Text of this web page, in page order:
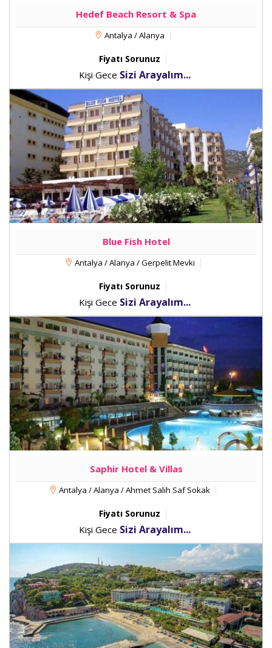
Hedef Beach Resort & Spa
Antalya / Alanya
Fiyatı Sorunuz
Kişi Gece Sizi Arayalım...
Blue Fish Hotel
Antalya / Alanya / Gerpelit Mevki
Fiyatı Sorunuz
Kişi Gece Sizi Arayalım...
Saphir Hotel & Villas
Antalya / Alanya / Ahmet Salih Saf Sokak
Fiyatı Sorunuz
Kişi Gece Sizi Arayalım...